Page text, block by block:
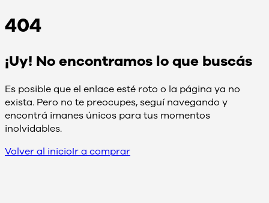
404
¡Uy! No encontramos lo que buscás
Es posible que el enlace esté roto o la página ya no
exista. Pero no te preocupes, seguí navegando y
encontrá imanes únicos para tus momentos
inolvidables.
Volver al inicioIr a comprar